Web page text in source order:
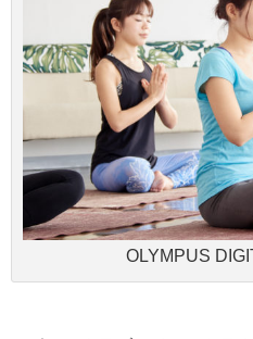
OLYMPUS